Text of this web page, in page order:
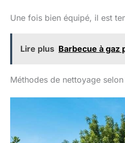
Une fois bien équipé, il est
Lire plus Barbecue à gaz
Méthodes de nettoyage